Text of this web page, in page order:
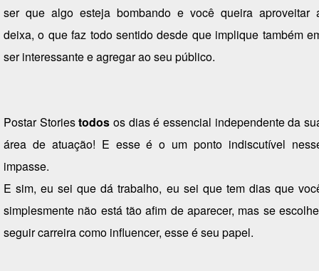
ser que algo esteja bombando e você queira aproveitar
deixa, o que faz todo sentido desde que implique também
ser interessante e agregar ao seu público.
Postar Storiestodos os dias é essencial independente da
área de atuação! E esse é o um ponto indiscutível
impasse.
E sim, eu sei que dá trabalho, eu sei que tem dias que
simplesmente não está tão afim de aparecer, mas se
seguir carreira como influencer, esse é seu papel.